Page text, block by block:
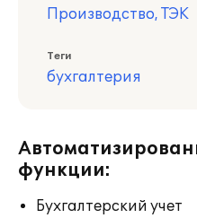
Производство, ТЭК
Теги
бухгалтерия
функции:
Бухгалтерский учет